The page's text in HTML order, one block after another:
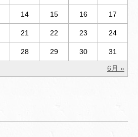
6月 »
14 15 16 17
21 22 23 24
28 29 30 31